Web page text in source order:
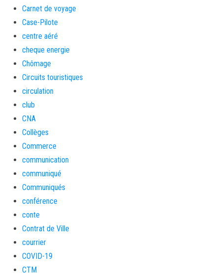
Carnet de voyage
Case-Pilote
centre aéré
cheque energie
Chômage
Circuits touristiques
circulation
club
CNA
Collèges
Commerce
communication
communiqué
Communiqués
conférence
conte
Contrat de Ville
courrier
COVID-19
CTM